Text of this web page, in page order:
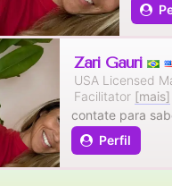
Zari Gauri
USA Licensed
Facilitator [mais]
Perfil
contate para